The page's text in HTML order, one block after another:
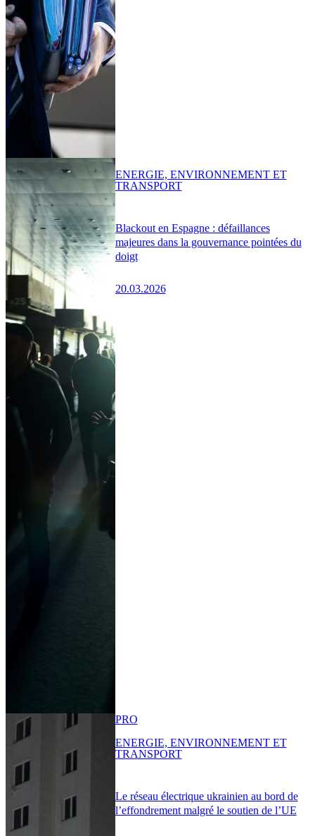
Blackout en Espagne : défaillances
majeures dans la gouvernance pointées du
doigt
20.03.2026
ENERGIE, ENVIRONNEMENT ET
TRANSPORT
Le réseau électrique ukrainien au bord de
l’effondrement malgré le soutien de l’UE
PRO
ENERGIE, ENVIRONNEMENT ET
TRANSPORT